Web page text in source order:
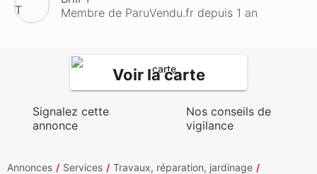
Membre de ParuVendu.fr depuis 1 an
Voir la carte
Signalez cette
annonce
Nos conseils de
vigilance
Annonces Services
Travaux, réparation, jardinage